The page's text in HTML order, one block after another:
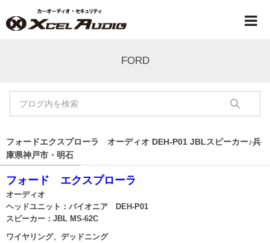
FORD
フォードエクスプローラ オーディオ DEH-P01 JBLスピーカー♪兵
庫県神戸市・明石
フォード エクスプローラ
オーディオ
ヘッドユニット：パイオニア DEH-P01
スピーカー：JBL MS-62C
ワイヤリング、デッドニング